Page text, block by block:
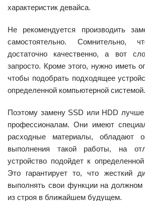
характеристик девайса.
Не рекомендуется производить
самостоятельно. Сомнительно,
достаточно качественно, а вот
запросто. Кроме этого, нужно иметь
чтобы подобрать подходящее
определенной компьютерной системой.
Поэтому замену SSD или HDD
профессионалам. Они имеют
расходные материалы, обладают
выполнения такой работы, на
устройство подойдет к
Это гарантирует то, что жесткий
выполнять свои функции на
из строя в ближайшем будущем.